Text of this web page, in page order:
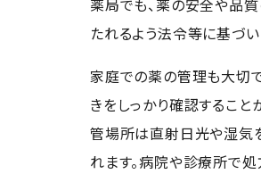
たれるよう法令等に基づ
家庭での薬の管理も大切
きをしっかり確認するこ
管場所は直射日光や湿気
れます。病院や診療所で